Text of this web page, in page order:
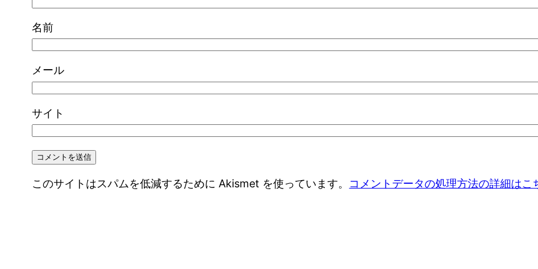
名前
メール
サイト
このサイトはスパムを低減するために Akismet を使っています。 コメントデータの処理方法の詳細はこ